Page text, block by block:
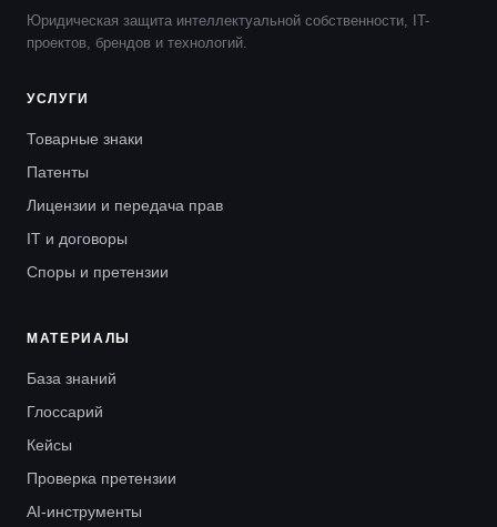
Юридическая защита интеллектуальной собственности, IT-
проектов, брендов и технологий.
УСЛУГИ
Товарные знаки
Патенты
Лицензии и передача прав
IT и договоры
Споры и претензии
МАТЕРИАЛЫ
База знаний
Глоссарий
Кейсы
Проверка претензии
AI-инструменты